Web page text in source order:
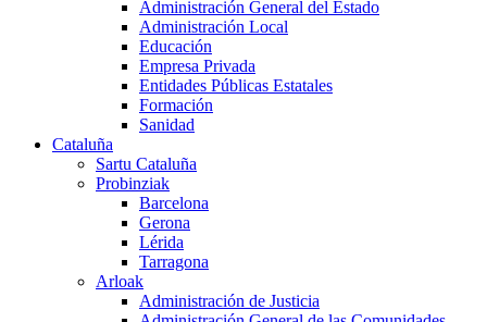
Administración General del Estado
Administración Local
Educación
Empresa Privada
Entidades Públicas Estatales
Formación
Sanidad
Cataluña
Sartu Cataluña
Probinziak
Barcelona
Gerona
Lérida
Tarragona
Arloak
Administración de Justicia